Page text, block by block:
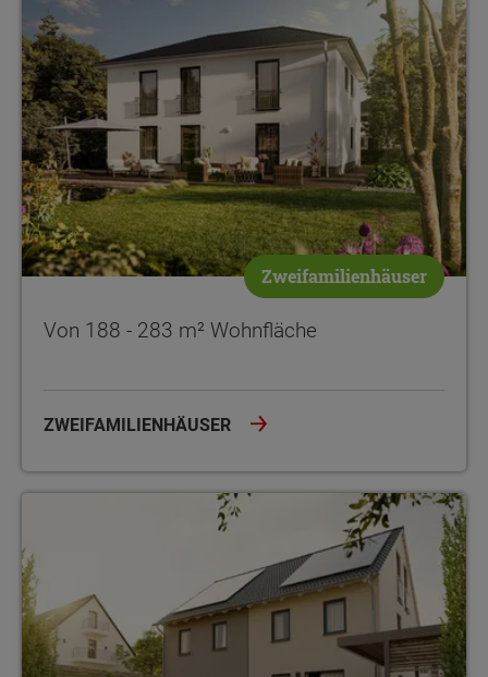
Zweifamilienhäuser
Von 188 - 283 m² Wohnfläche
ZWEIFAMILIENHÄUSER
Von 103 - 182 m² Wohnfläche